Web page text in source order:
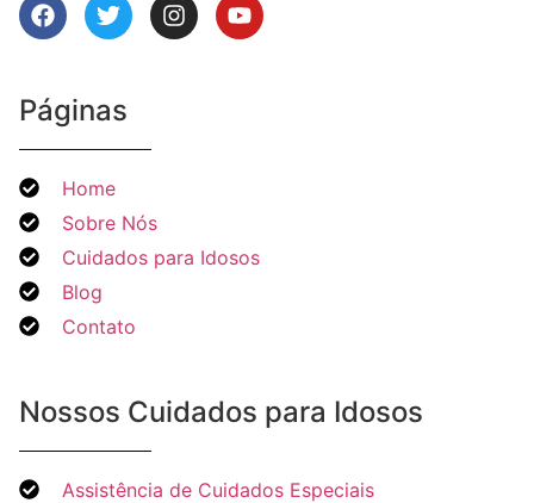
Páginas
Home
Sobre Nós
Cuidados para Idosos
Blog
Contato
Nossos Cuidados para Idosos
Assistência de Cuidados Especiais